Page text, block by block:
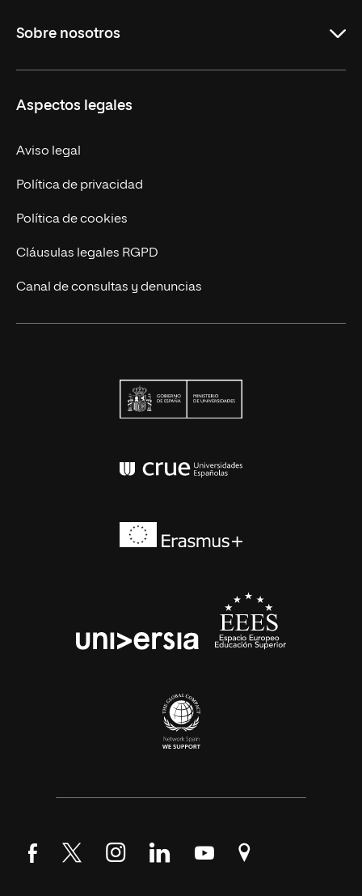
Formación Continua
Sobre nosotros
Trabaja en UNIR
Actualidad
Contáctanos
Aspectos legales
Aviso legal
Política de privacidad
Política de cookies
Cláusulas legales RGPD
Canal de consultas y denuncias
Síguenos en Facebook
Síguenos en Twitter
Síguenos en Instagram
Síguenos en LinkedIn
Síguenos en YouTube
Encuéntranos en